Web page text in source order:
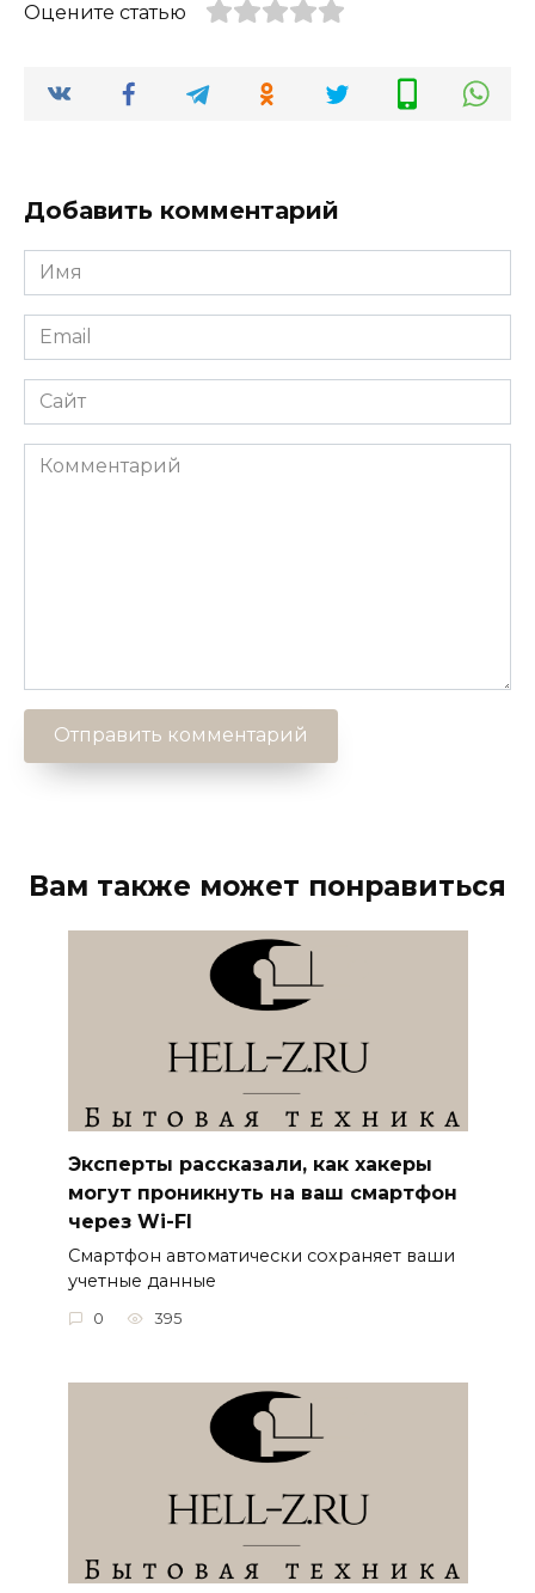
Оцените статью
Добавить комментарий
Имя
*
Email
*
Сайт
Комментарий
Вам также может понравиться
Эксперты рассказали, как хакеры
могут проникнуть на ваш смартфон
через Wi-FI
Смартфон автоматически сохраняет ваши
учетные данные
0 395